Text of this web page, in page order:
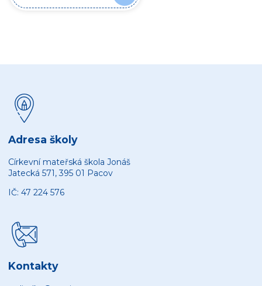
Adresa školy
Církevní mateřská škola Jonáš
Jatecká 571, 395 01 Pacov
IČ: 47 224 576
Kontakty